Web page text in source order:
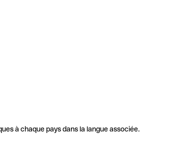
à chaque pays dans la langue associée.